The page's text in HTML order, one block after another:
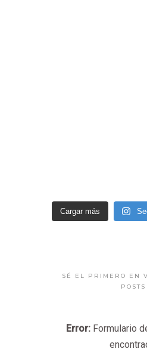
Cargar más
SÉ EL PRIMERO EN
POSTS
Error: Formulario